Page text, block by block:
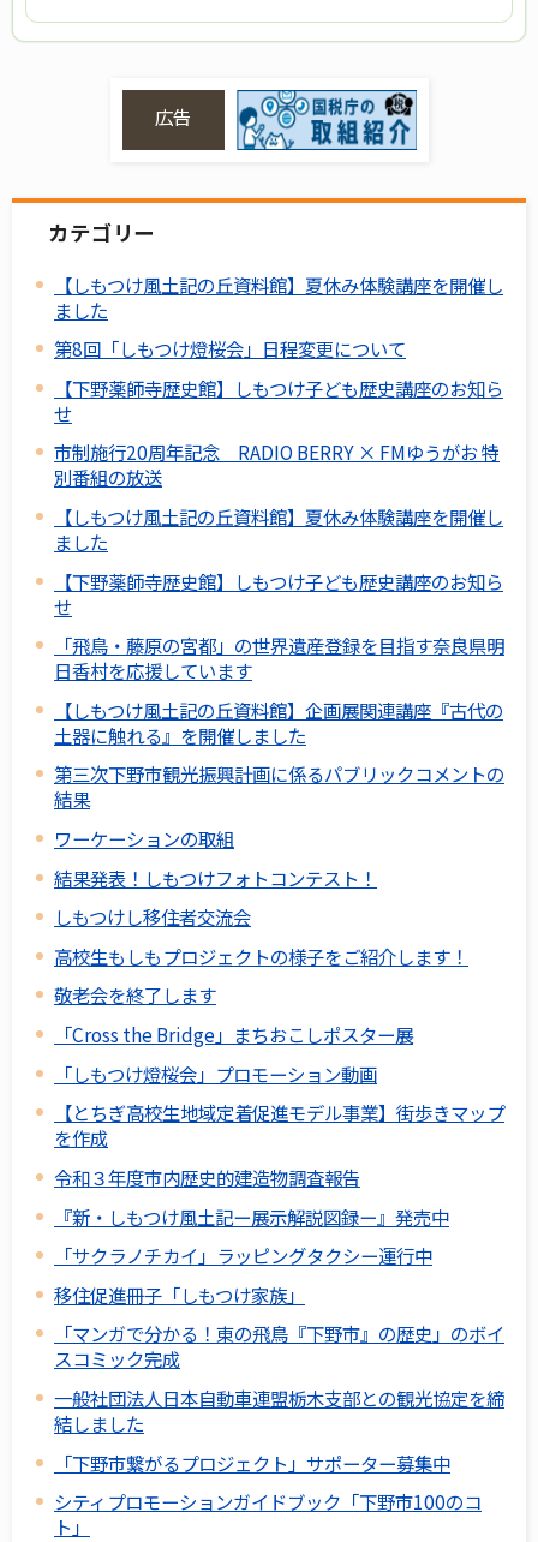
広告
カテゴリー
【しもつけ風土記の丘資料館】夏休み体験講座を開催し
ました
第8回「しもつけ燈桜会」日程変更について
【下野薬師寺歴史館】しもつけ子ども歴史講座のお知ら
せ
市制施行20周年記念 RADIO BERRY × FMゆうがお 特
別番組の放送
【しもつけ風土記の丘資料館】夏休み体験講座を開催し
ました
【下野薬師寺歴史館】しもつけ子ども歴史講座のお知ら
せ
「飛鳥・藤原の宮都」の世界遺産登録を目指す奈良県明
日香村を応援しています
【しもつけ風土記の丘資料館】企画展関連講座『古代の
土器に触れる』を開催しました
第三次下野市観光振興計画に係るパブリックコメントの
結果
ワーケーションの取組
結果発表！しもつけフォトコンテスト！
しもつけし移住者交流会
高校生もしもプロジェクトの様子をご紹介します！
敬老会を終了します
「Cross the Bridge」まちおこしポスター展
「しもつけ燈桜会」プロモーション動画
【とちぎ高校生地域定着促進モデル事業】街歩きマップ
を作成
令和３年度市内歴史的建造物調査報告
『新・しもつけ風土記ー展示解説図録ー』発売中
「サクラノチカイ」ラッピングタクシー運行中
移住促進冊子「しもつけ家族」
「マンガで分かる！東の飛鳥『下野市』の歴史」のボイ
スコミック完成
一般社団法人日本自動車連盟栃木支部との観光協定を締
結しました
「下野市繋がるプロジェクト」サポーター募集中
シティプロモーションガイドブック「下野市100のコ
ト」